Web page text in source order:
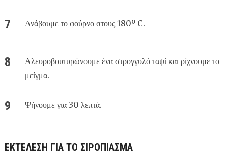
Ανάβουμε το φούρνο στους 180º C.
Αλευροβουτυρώνουμε ένα στρογγυλό ταψί και ρίχνουμε το
μείγμα.
Ψήνουμε για 30 λεπτά.
ΕΚΤΈΛΕΣΗ ΓΙΑ ΤΟ ΣΙΡΌΠΙΑΣΜΑ